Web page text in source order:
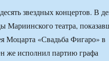
звездных концертов. В
Мариинского театра,
Моцарта «Свадьба Фигаро» в
же исполнил партию графа